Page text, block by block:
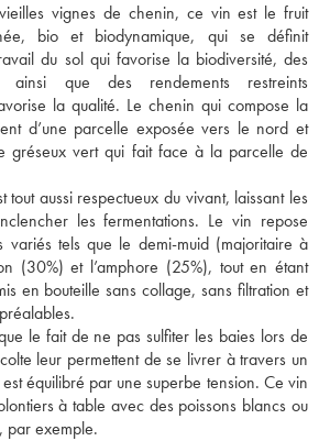
vignes de chenin, ce vin est le fruit
bio et biodynamique, qui se définit
du sol qui favorise la biodiversité, des
ainsi que des rendements restreints
la qualité. Le chenin qui compose la
d’une parcelle exposée vers le nord et
gréseux vert qui fait face à la parcelle de
tout aussi respectueux du vivant, laissant les
les fermentations. Le vin repose
variés tels que le demi-muid (majoritaire à
(30%) et l’amphore (25%), tout en étant
en bouteille sans collage, sans filtration et
le fait de ne pas sulfiter les baies lors de
leur permettent de se livrer à travers un
équilibré par une superbe tension. Ce vin
à table avec des poissons blancs ou
par exemple.